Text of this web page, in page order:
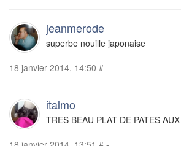
jeanmerode
superbe nouille japonaise
18 janvier 2014, 14:50 # -
italmo
TRES BEAU PLAT DE PATES